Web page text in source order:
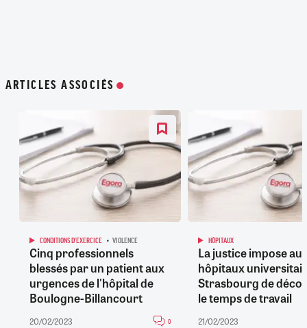
ARTICLES ASSOCIÉS
CONDITIONS D'EXERCICE VIOLENCE
Cinq professionnels
blessés par un patient aux
urgences de l'hôpital de
Boulogne-Billancourt
20/02/2023 0
HÔPITAUX
La justice impose
hôpitaux
Strasbourg de
le temps de travail
21/02/2023